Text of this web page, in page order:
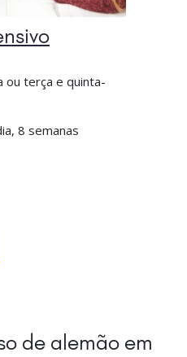
ou terça e quinta-
8 semanas
de alemão em